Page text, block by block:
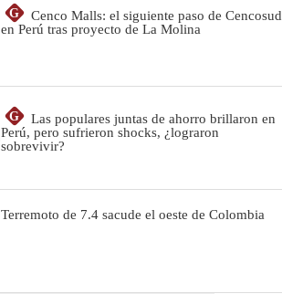
G
Cenco Malls: el siguiente paso de Cencosud
en Perú tras proyecto de La Molina
G
Las populares juntas de ahorro brillaron en
Perú, pero sufrieron shocks, ¿lograron
sobrevivir?
Terremoto de 7.4 sacude el oeste de Colombia